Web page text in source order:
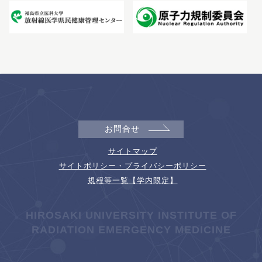
お問合せ
サイトマップ
サイトポリシー・プライバシーポリシー
規程等一覧【学内限定】
HIROSAKI UNIVERSITY INSTITUTE OF
RADIATION EMERGENCY MEDICINE